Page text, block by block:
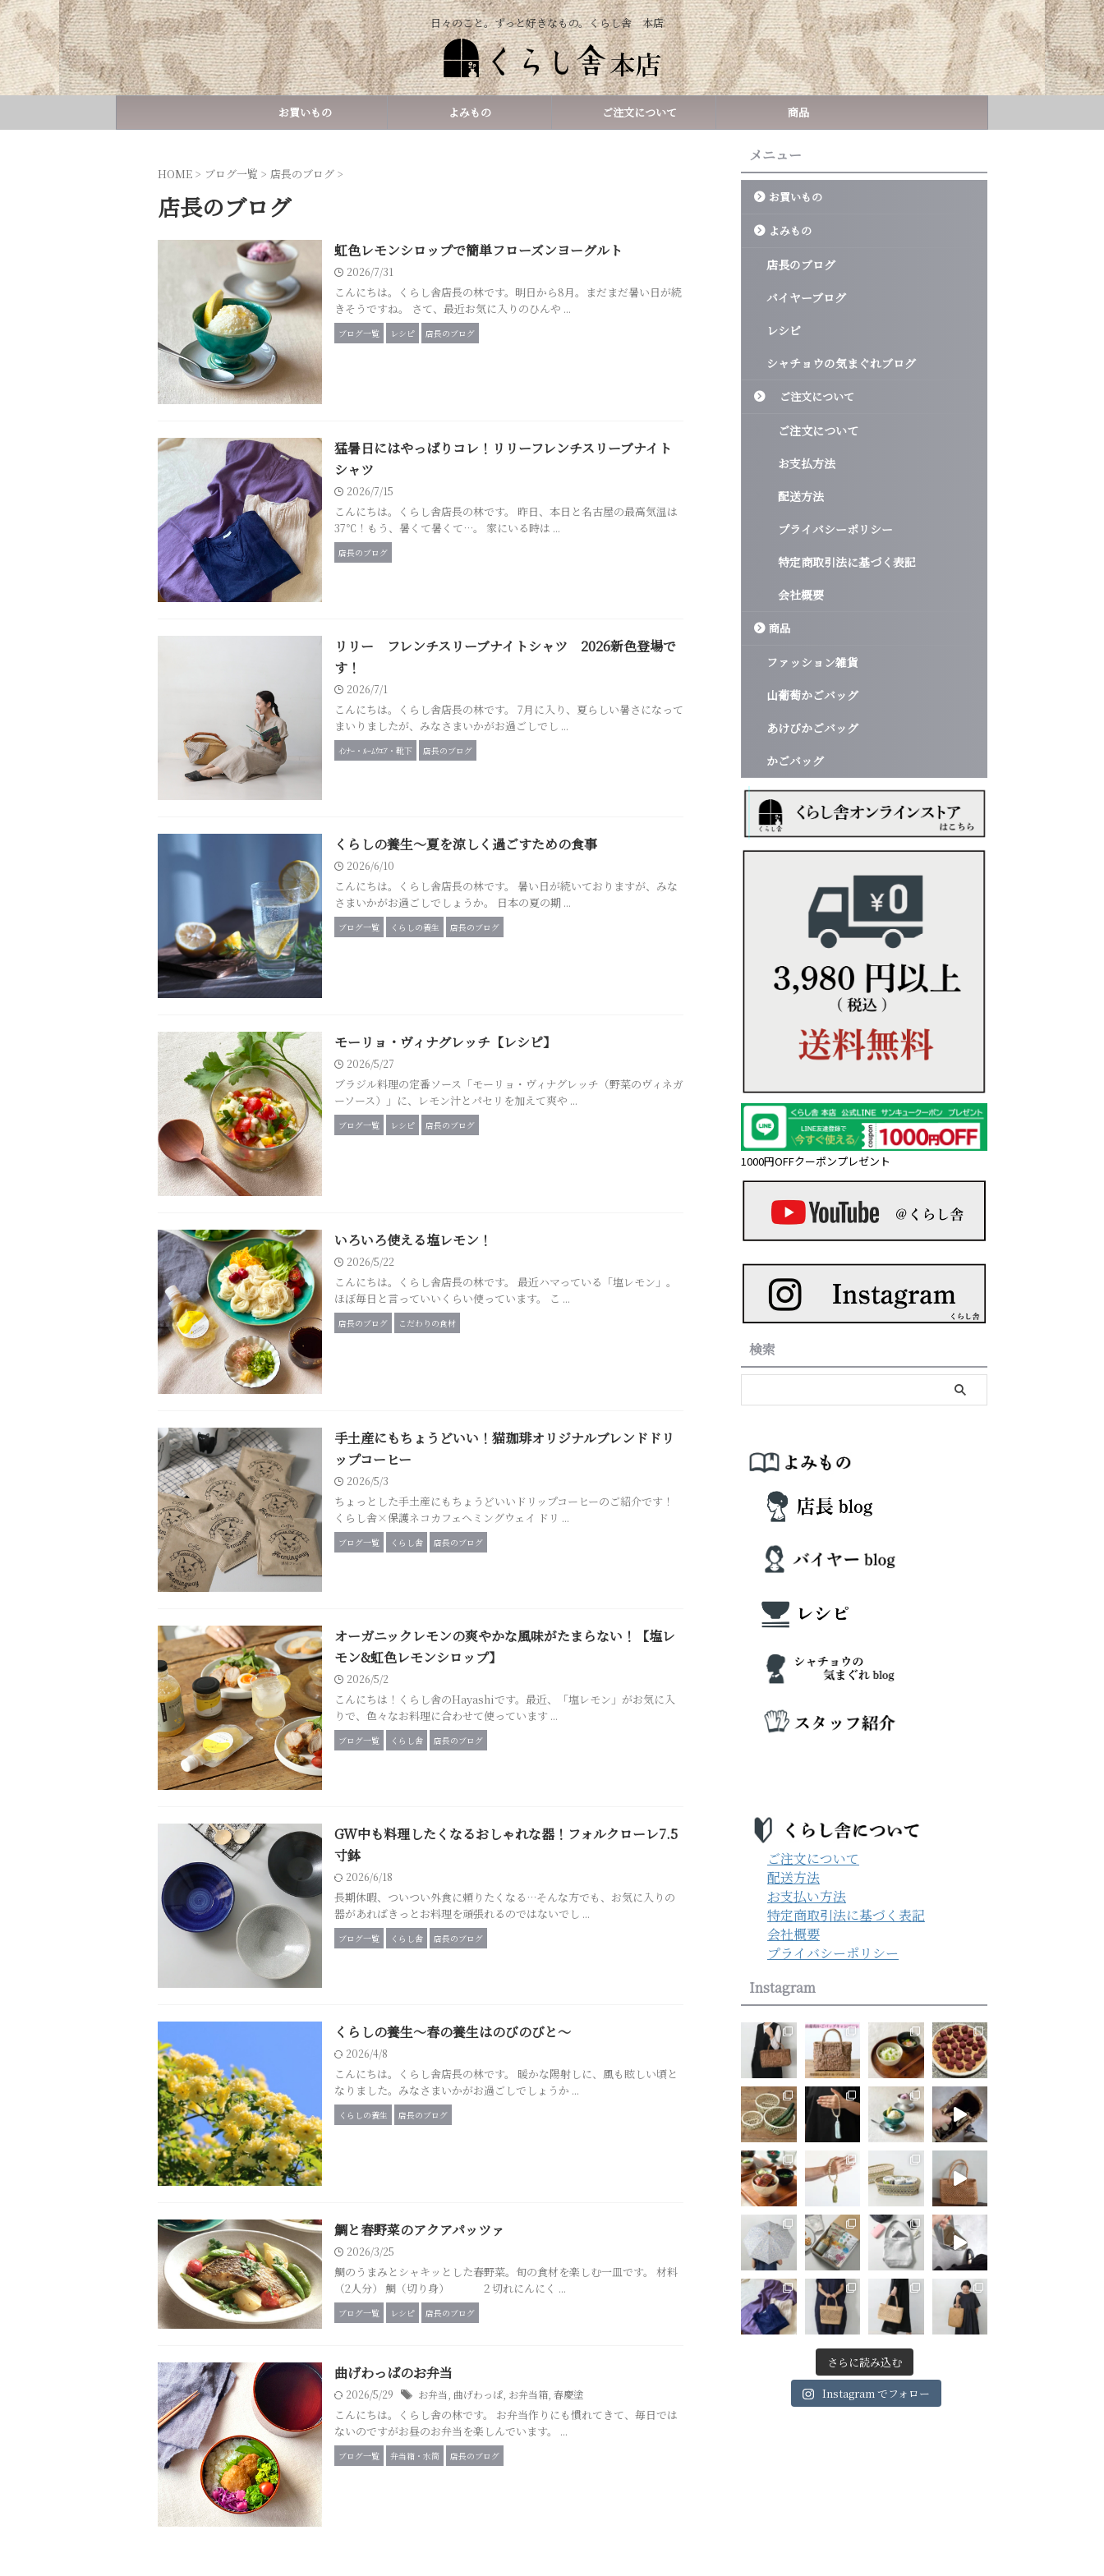
日々のこと。ずっと好きなもの。くらし舎 本店
お買いもの よみもの ご注文について 商品
HOME > ブログ一覧 > 店長のブログ >
店長のブログ
虹色レモンシロップで簡単フローズンヨーグルト
2026/7/31
こんにちは。くらし舎店長の林です。明日から8月。まだまだ暑い日が続
きそうですね。 さて、最近お気に入りのひんや ...
ブログ一覧 レシピ 店長のブログ
猛暑日にはやっぱりコレ！リリーフレンチスリーブナイト
シャツ
2026/7/15
こんにちは。くらし舎店長の林です。 昨日、本日と名古屋の最高気温は
37℃！もう、暑くて暑くて…。 家にいる時は ...
店長のブログ
リリー フレンチスリーブナイトシャツ 2026新色登場で
す！
2026/7/1
こんにちは。くらし舎店長の林です。 7月に入り、夏らしい暑さになって
まいりましたが、みなさまいかがお過ごしでし ...
ｲﾝﾅｰ・ﾙｰﾑｳｴｱ・靴下 店長のブログ
くらしの養生～夏を涼しく過ごすための食事
2026/6/10
こんにちは。くらし舎店長の林です。 暑い日が続いておりますが、みな
さまいかがお過ごしでしょうか。 日本の夏の期 ...
ブログ一覧 くらしの養生 店長のブログ
モーリョ・ヴィナグレッチ【レシピ】
2026/5/27
ブラジル料理の定番ソース「モーリョ・ヴィナグレッチ（野菜のヴィネガ
ーソース）」に、レモン汁とパセリを加えて爽や ...
ブログ一覧 レシピ 店長のブログ
いろいろ使える塩レモン！
2026/5/22
こんにちは。くらし舎店長の林です。 最近ハマっている「塩レモン」。
ほぼ毎日と言っていいくらい使っています。 こ ...
店長のブログ こだわりの食材
手土産にもちょうどいい！猫珈琲オリジナルブレンドドリ
ップコーヒー
2026/5/3
ちょっとした手土産にもちょうどいいドリップコーヒーのご紹介です！
くらし舎×保護ネコカフェヘミングウェイ ドリ ...
ブログ一覧 くらし舎 店長のブログ
オーガニックレモンの爽やかな風味がたまらない！【塩レ
モン&虹色レモンシロップ】
2026/5/2
こんにちは！くらし舎のHayashiです。最近、「塩レモン」がお気に入
りで、色々なお料理に合わせて使っています ...
ブログ一覧 くらし舎 店長のブログ
GW中も料理したくなるおしゃれな器！フォルクローレ7.5
寸鉢
2026/6/18
長期休暇、ついつい外食に頼りたくなる…そんな方でも、お気に入りの
器があればきっとお料理を頑張れるのではないでし ...
ブログ一覧 くらし舎 店長のブログ
くらしの養生～春の養生はのびのびと～
2026/4/8
こんにちは。くらし舎店長の林です。 暖かな陽射しに、風も眩しい頃と
なりました。みなさまいかがお過ごしでしょうか ...
くらしの養生 店長のブログ
鯛と春野菜のアクアパッツァ
2026/3/25
鯛のうまみとシャキッとした春野菜。旬の食材を楽しむ一皿です。 材料
（2人分） 鯛（切り身） ２切れにんにく ...
ブログ一覧 レシピ 店長のブログ
曲げわっぱのお弁当
2026/5/29 お弁当 曲げわっぱ お弁当箱 春慶塗
こんにちは。くらし舎の林です。 お弁当作りにも慣れてきて、毎日では
ないのですがお昼のお弁当を楽しんでいます。 ...
ブログ一覧 弁当箱・水筒 店長のブログ
メニュー
お買いもの
よみもの
店長のブログ
バイヤーブログ
レシピ
シャチョウの気まぐれブログ
ご注文について
ご注文について
お支払方法
配送方法
プライバシーポリシー
特定商取引法に基づく表記
会社概要
商品
ファッション雑貨
山葡萄かごバッグ
あけびかごバッグ
かごバッグ
1000円OFFクーポンプレゼント
検索
ご注文について
配送方法
お支払い方法
特定商取引法に基づく表記
会社概要
プライバシーポリシー
Instagram
さらに読み込む
Instagram でフォロー